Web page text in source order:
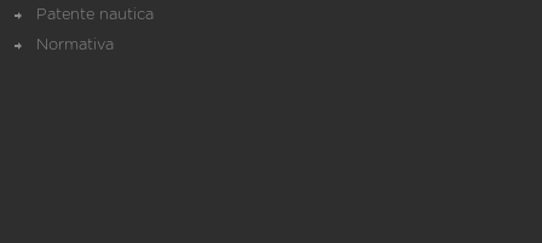
Patente nautica
Normativa